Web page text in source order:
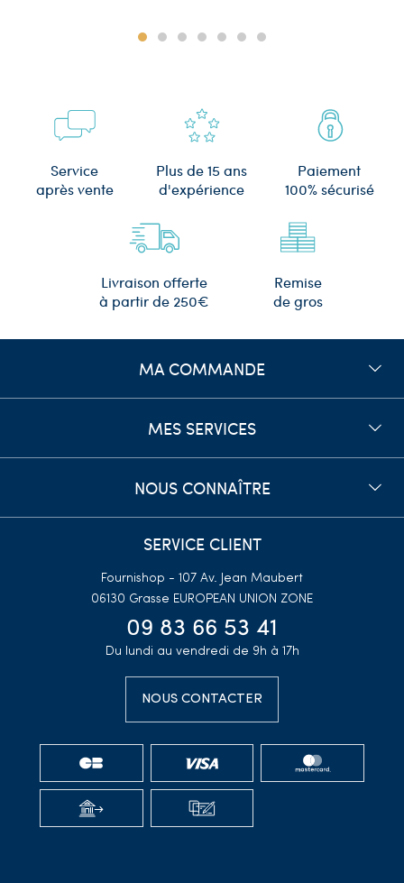
Service
après vente
Plus de 15 ans
d'expérience
Paiement
100% sécurisé
Livraison offerte
à partir de 250€
Remise
de gros
MA COMMANDE
MES SERVICES
NOUS CONNAÎTRE
SERVICE CLIENT
Fournishop - 107 Av. Jean Maubert
06130 Grasse EUROPEAN UNION ZONE
09 83 66 53 41
Du lundi au vendredi de 9h à 17h
NOUS CONTACTER